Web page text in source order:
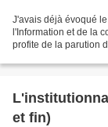
J'avais déjà évoqué
l'Information et de la
profite de la parution
et fin)